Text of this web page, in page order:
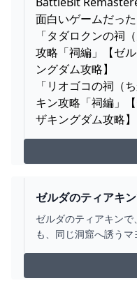
面白いゲームだった
「タダロクンの祠
攻略「祠編」【ゼ
ングダム攻略】
「リオゴコの祠（
キン攻略「祠編」
ザキングダム攻略】
ゼルダのティアキ
後でも、同じ洞窟
ゼルダのティアキン
も、同じ洞窟へ誘う
リートしていません
ハ...